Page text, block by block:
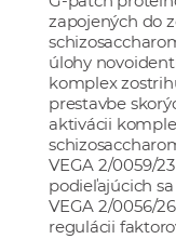
zapojených do
úlohy
komplex
prestavbe
aktivácii
VEGA 2/0059/
podieľajúcich
VEGA 2/0056/
regulácii